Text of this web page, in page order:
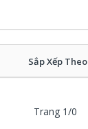
Sắp Xếp Theo
Trang 1/0